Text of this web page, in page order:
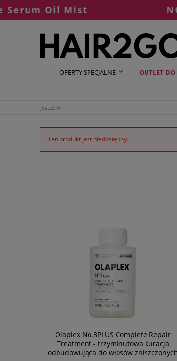
Oil Mist
OFERTY SPECJALNE OUTLET DO
Jesteś w:
Ten produkt jest niedostępny.
Olaplex No.3PLUS Complete Repair
Treatment - trzyminutowa kuracja
odbudowująca do włosów zniszczonych